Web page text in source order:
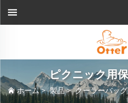
ピクニック用
ホーム>製品>クーラーバッ